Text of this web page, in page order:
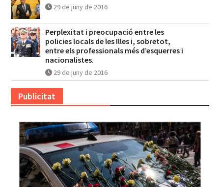
29 de juny de 2016
Perplexitat i preocupació entre les
policies locals de les Illes i, sobretot,
entre els professionals més d’esquerres i
nacionalistes.
29 de juny de 2016
Publicitat